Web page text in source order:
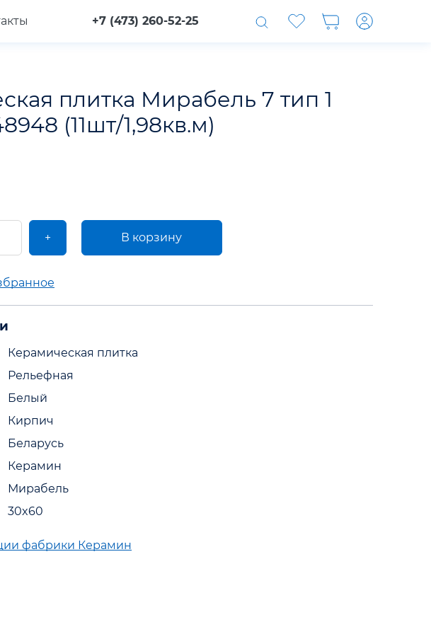
+7 (473) 260-52-25
плитка Мирабель 7 тип 1
(11шт/1,98кв.м)
+ В корзину
Керамическая плитка
Рельефная
Белый
Кирпич
Беларусь
Керамин
Мирабель
30x60
фабрики Керамин